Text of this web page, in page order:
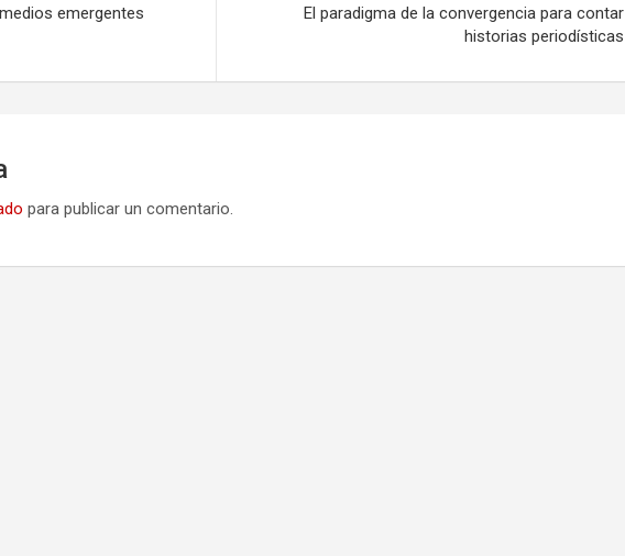
emergentes
El paradigma de la convergencia para contar
historias periodísticas
para publicar un comentario.